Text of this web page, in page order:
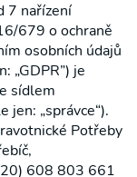
7 nařízení
679 o ochraně
osobních údajů
„GDPR”) je
sídlem
„správce“).
Potřeby
608 803 661